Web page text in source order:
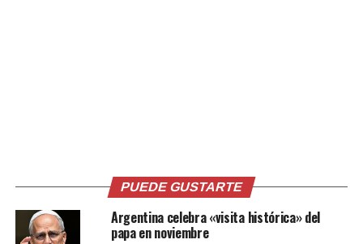
PUEDE GUSTARTE
Argentina celebra «visita histórica» del
papa en noviembre